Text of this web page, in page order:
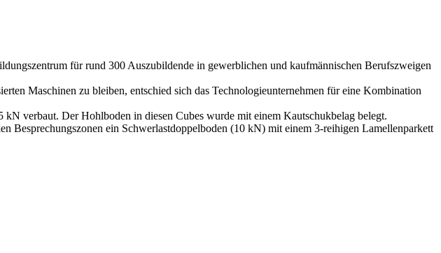
für rund 300 Auszubildende in gewerblichen und kaufmännischen Berufszweigen
Maschinen zu bleiben, entschied sich das Technologieunternehmen für eine Kombination
verbaut. Der Hohlboden in diesen Cubes wurde mit einem Kautschukbelag belegt.
ein Schwerlastdoppelboden (10 kN) mit einem 3-reihigen Lamellenparkett